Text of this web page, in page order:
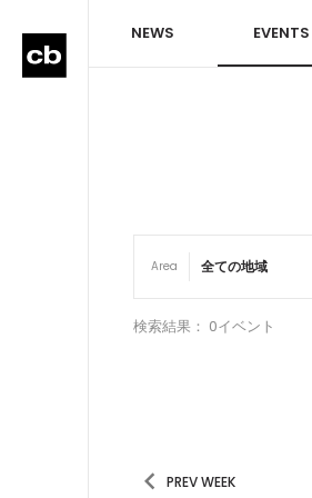
NEWS EVENTS
Area
検索結果： 0イベント
PREV WEEK